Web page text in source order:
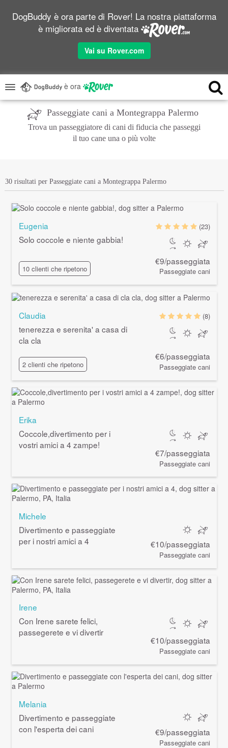
DogBuddy è ora parte di Rover! La nostra piattaforma
è migliorata ed è diventata
Vai su Rover.com
è ora
Passeggiate cani a Montegrappa Palermo
Trova un passeggiatore di cani di fiducia che passeggi
il tuo cane una o più volte
30 risultati per Passeggiate cani a Montegrappa Palermo
Eugenia
Solo coccole e niente gabbia!
10 clienti che ripetono
(23)
€9/passeggiata
Passeggiate cani
Claudia
tenerezza e serenita' a casa di
cla cla
2 clienti che ripetono
(8)
€6/passeggiata
Passeggiate cani
Erika
Coccole,divertimento per i
vostri amici a 4 zampe!
€7/passeggiata
Passeggiate cani
Michele
Divertimento e passeggiate
per i nostri amici a 4
€10/passeggiata
Passeggiate cani
Irene
Con Irene sarete felici,
passegerete e vi divertir
€10/passeggiata
Passeggiate cani
Melania
Divertimento e passeggiate
con l'esperta dei cani
€9/passeggiata
Passeggiate cani